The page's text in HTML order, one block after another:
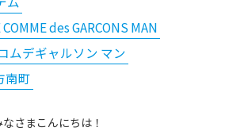
des GARCONS MAN
ムデギャルソン マン
南町
なさまこんにちは！